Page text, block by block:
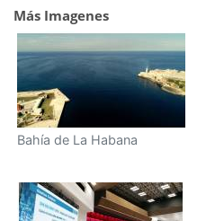
Más Imagenes
Bahía de La Habana